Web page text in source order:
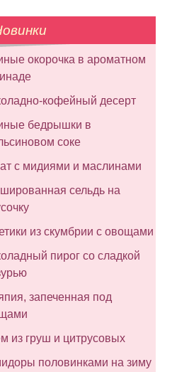
окорочка в ароматном
кофейный десерт
бедрышки в
соке
с мидиями и маслинами
сельдь на
из скумбрии с овощами
пирог со сладкой
запеченная под
из груш и цитрусовых
половинками на зиму